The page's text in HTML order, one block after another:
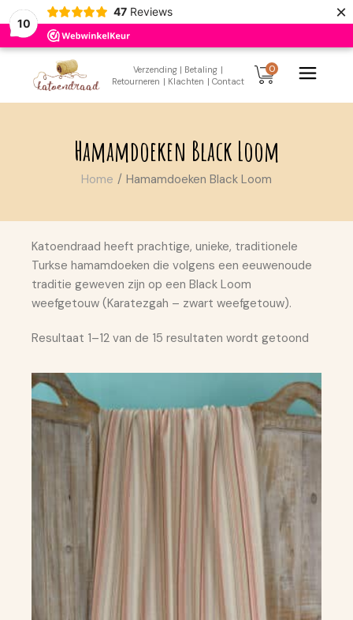
10
47 Reviews ×
Skip
content
Verzending| Betaling |
Retourneren | Klachten | Contact
0
Hamamdoeken Black Loom
Home Hamamdoeken Black Loom
Katoendraad heeft prachtige, unieke, traditionele
Turkse hamamdoeken die volgens een eeuwenoude
traditie geweven zijn op een Black Loom
weefgetouw (Karatezgah – zwart weefgetouw).
Resultaat 1–12 van de 15 resultaten wordt getoond